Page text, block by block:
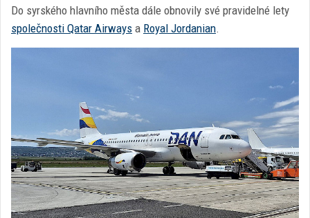
Do syrského hlavního města dále obnovily své pravidelné lety
společnosti Qatar Airways a Royal Jordanian.